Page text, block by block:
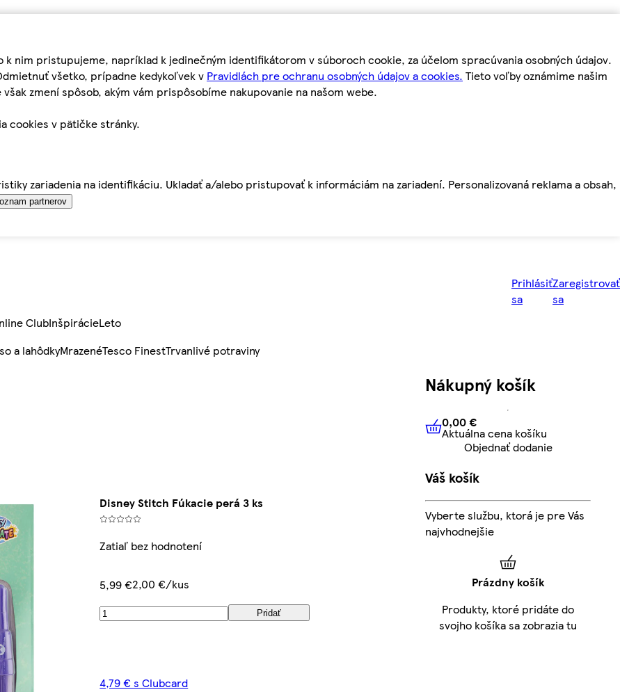
k nim pristupujeme, napríklad k jedinečným identifikátorom v súboroch cookie, za účelom spracúvania osobných údajov.
všetko, prípadne kedykoľvek v Pravidlách pre ochranu osobných údajov a cookies. Tieto voľby oznámime našim
zmení spôsob, akým vám prispôsobíme nakupovanie na našom webe.
cookies v pätičke stránky.
zariadenia na identifikáciu. Ukladať a/alebo pristupovať k informáciám na zariadení. Personalizovaná reklama a obsah,
partnerov
Prihlásiť
sa
Zaregistrovať
sa
ClubInšpirácieLeto
a lahôdkyMrazenéTesco FinestTrvanlivé potraviny
Disney Stitch Fúkacie perá 3 ks
Zatiaľ bez hodnotení
5,99 €2,00 €/kus
Pridať
4,79 € s Clubcard
Nákupný košík
0,00 € Aktuálna cena košíku
0,00 €
Aktuálna cena košíku
Objednať dodanie
Váš košík
Vyberte službu, ktorá je pre Vás
najvhodnejšie
Prázdny košík
Produkty, ktoré pridáte do
svojho košíka sa zobrazia tu